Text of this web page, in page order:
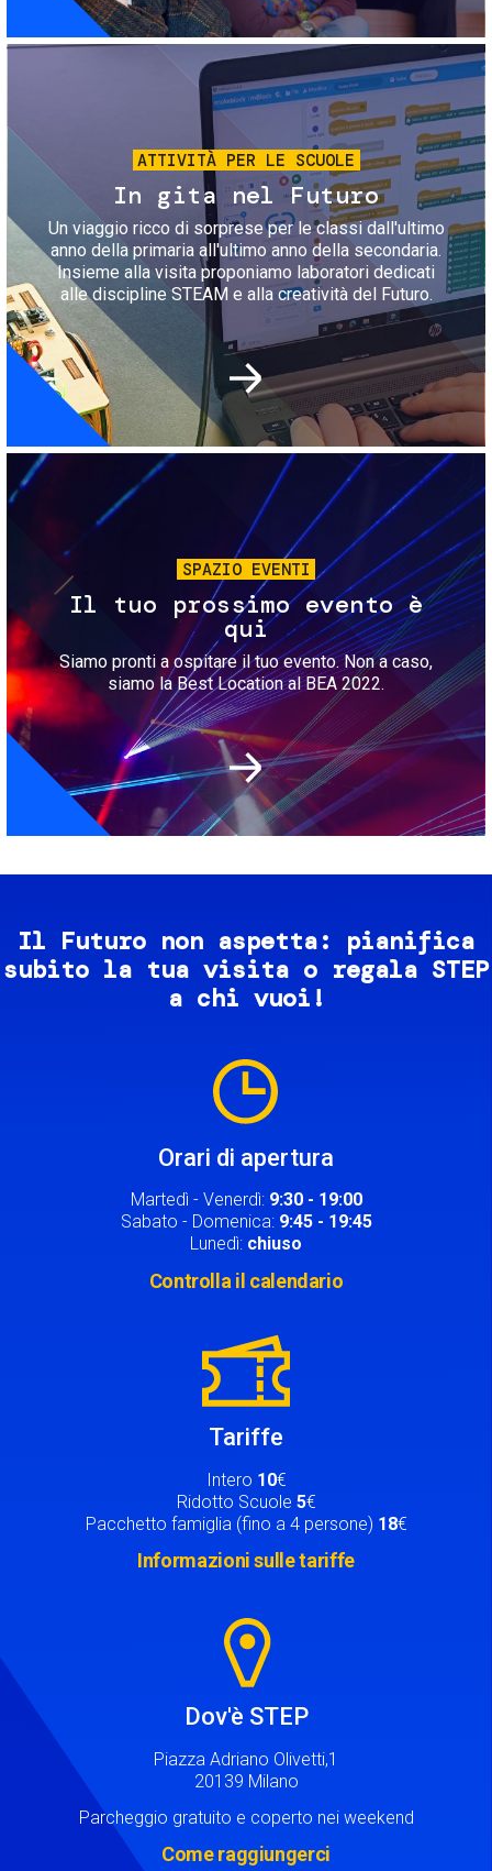
Immagine
ATTIVITÀ PER LE SCUOLE
In gita nel Futuro
Un viaggio ricco di sorprese per le classi dall'ultimo
anno della primaria all'ultimo anno della secondaria.
Insieme alla visita proponiamo laboratori dedicati
alle discipline STEAM e alla creatività del Futuro.
Immagine
SPAZIO EVENTI
Il tuo prossimo evento è
qui
Siamo pronti a ospitare il tuo evento. Non a caso,
siamo la Best Location al BEA 2022.
Il Futuro non aspetta: pianifica
subito la tua visita o regala STEP
a chi vuoi!
Orari di apertura
Martedì - Venerdì: 9:30 - 19:00
Sabato - Domenica: 9:45 - 19:45
Lunedì: chiuso
Controlla il calendario
Tariffe
Intero 10€
Ridotto Scuole 5€
Pacchetto famiglia (fino a 4 persone) 18€
Informazioni sulle tariffe
Dov'è STEP
Piazza Adriano Olivetti,1
20139 Milano
Parcheggio gratuito e coperto nei weekend
Come raggiungerci